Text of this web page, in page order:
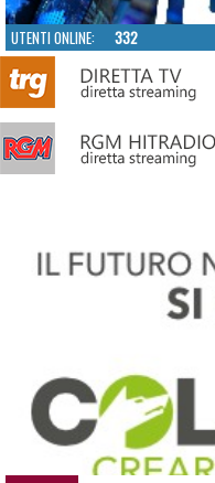
UTENTI ONLINE: 332